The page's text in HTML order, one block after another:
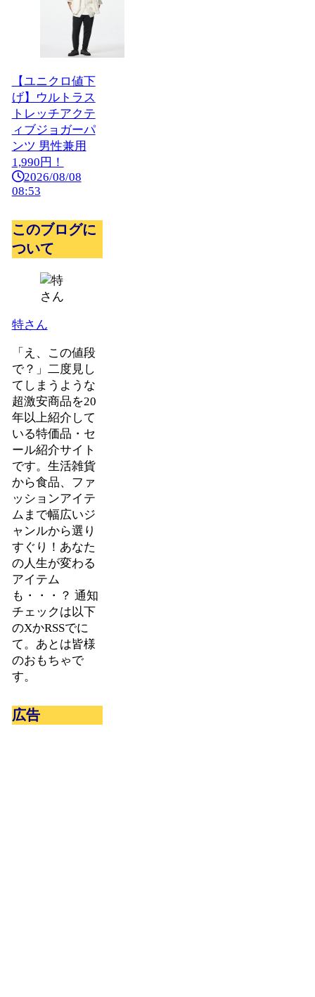
【ユニクロ値下
げ】ウルトラス
トレッチアクテ
ィブジョガーパ
ンツ 男性兼用
1,990円！
2026/08/08
08:53
このブログに
ついて
特さん
「え、この値段
で？」二度見し
てしまうような
超激安商品を20
年以上紹介して
いる特価品・セ
ール紹介サイト
です。生活雑貨
から食品、ファ
ッションアイテ
ムまで幅広いジ
ャンルから選り
すぐり！あなた
の人生が変わる
アイテム
も・・・？ 通知
チェックは以下
のXかRSSでに
て。あとは皆様
のおもちゃで
す。
広告